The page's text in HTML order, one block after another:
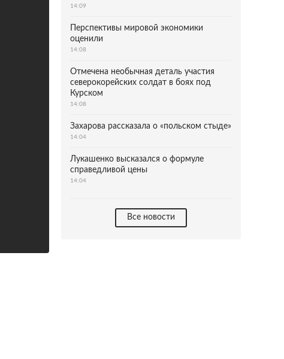
14:09
Перспективы мировой экономики
оценили
14:08
Отмечена необычная деталь участия
северокорейских солдат в боях под
Курском
14:08
Захарова рассказала о «польском стыде»
14:04
Лукашенко высказался о формуле
справедливой цены
14:04
Все новости